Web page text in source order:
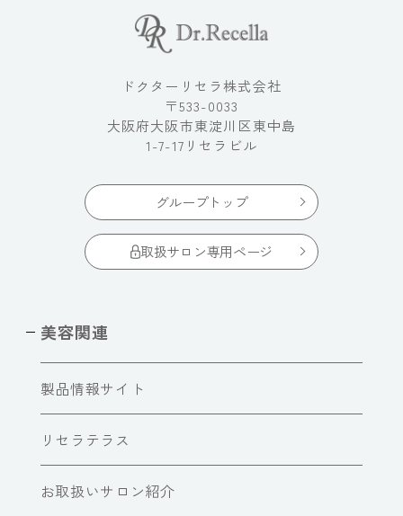
ドクターリセラ株式会社
〒533-0033
大阪府大阪市東淀川区東中島
1-7-17リセラビル
グループトップ
取扱サロン専用ページ
美容関連
製品情報サイト
リセラテラス
お取扱いサロン紹介